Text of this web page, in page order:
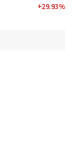
+29.93%